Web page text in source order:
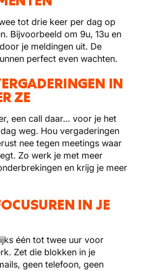
tot drie keer per dag op
Bijvoorbeeld om 9u, 13u en
je meldingen uit. De
perfect even wachten.
IN
ZE
een call daar... voor je het
weg. Hou vergaderingen
nee tegen meetings waar
Zo werk je met meer
en krijg je meer
IN JE
één tot twee uur voor
Zet die blokken in je
geen telefoon, geen